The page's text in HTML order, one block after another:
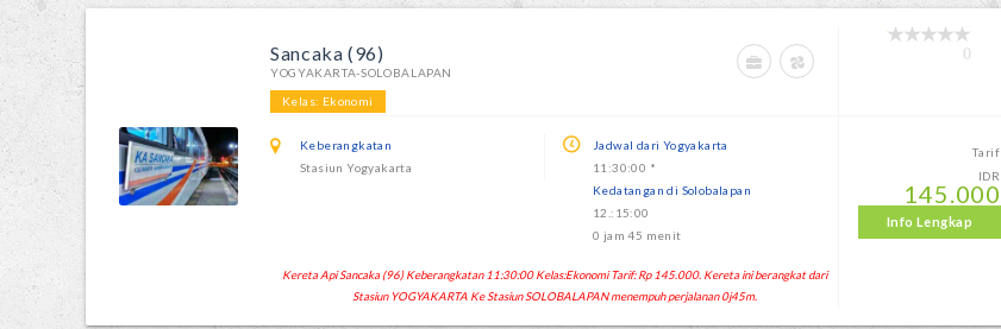
Sancaka (96)
YOGYAKARTA-SOLOBALAPAN
Kelas: Ekonomi
0
Keberangkatan
Stasiun Yogyakarta
Jadwal dari Yogyakarta
11:30:00 *
Kedatangan di Solobalapan
12.:15:00
0 jam 45 menit
Tarif
IDR
145.000
Info Lengkap
Kereta Api Sancaka (96) Keberangkatan 11:30:00 Kelas:Ekonomi Tarif: Rp 145.000. Kereta ini berangkat dari
Stasiun YOGYAKARTA Ke Stasiun SOLOBALAPAN menempuh perjalanan 0j45m.